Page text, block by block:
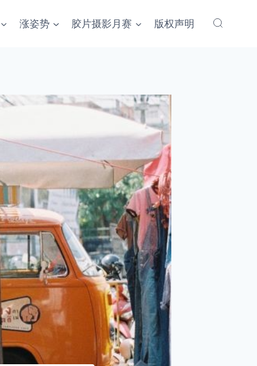
涨姿势 胶片摄影月赛 版权声明